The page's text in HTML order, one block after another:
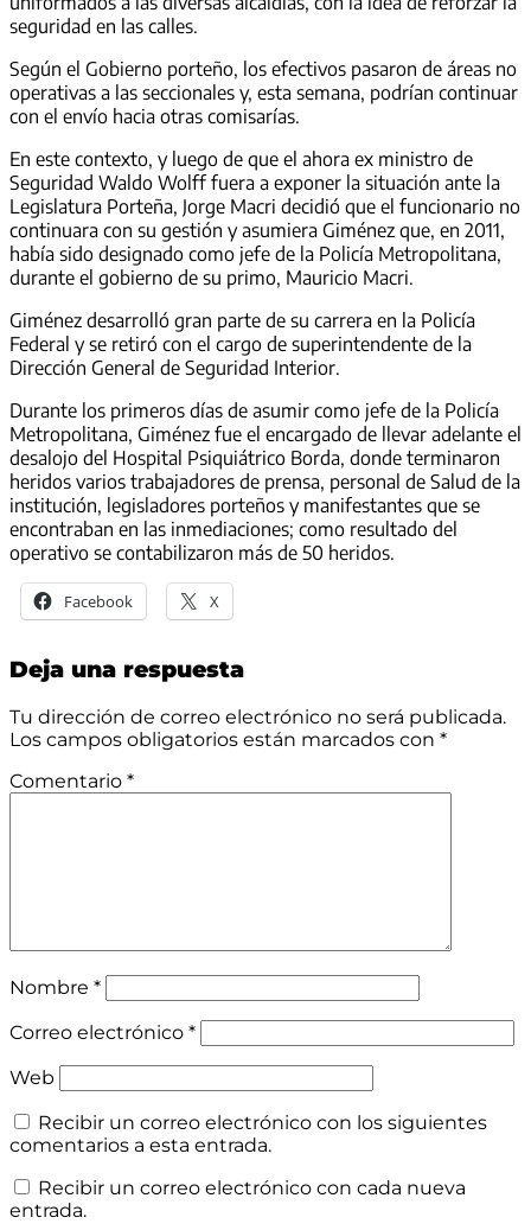
seguridad en las calles.
Según el Gobierno porteño, los efectivos pasaron de áreas no
operativas a las seccionales y, esta semana, podrían continuar
con el envío hacia otras comisarías.
En este contexto, y luego de que el ahora ex ministro de
Seguridad Waldo Wolff fuera a exponer la situación ante la
Legislatura Porteña, Jorge Macri decidió que el funcionario no
continuara con su gestión y asumiera Giménez que, en 2011,
había sido designado como jefe de la Policía Metropolitana,
durante el gobierno de su primo, Mauricio Macri.
Giménez desarrolló gran parte de su carrera en la Policía
Federal y se retiró con el cargo de superintendente de la
Dirección General de Seguridad Interior.
Durante los primeros días de asumir como jefe de la Policía
Metropolitana, Giménez fue el encargado de llevar adelante el
desalojo del Hospital Psiquiátrico Borda, donde terminaron
heridos varios trabajadores de prensa, personal de Salud de la
institución, legisladores porteños y manifestantes que se
encontraban en las inmediaciones; como resultado del
operativo se contabilizaron más de 50 heridos.
Facebook X
Deja una respuesta
Tu dirección de correo electrónico no será publicada.
Los campos obligatorios están marcados con *
Comentario *
Nombre *
Correo electrónico *
Web
Recibir un correo electrónico con los siguientes
comentarios a esta entrada.
Recibir un correo electrónico con cada nueva
entrada.